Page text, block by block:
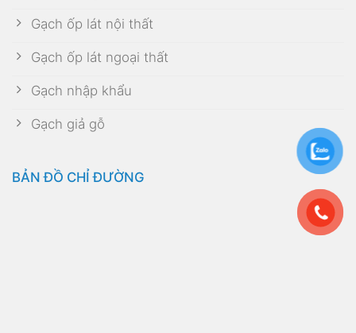
Gạch ốp lát nội thất
Gạch ốp lát ngoại thất
Gạch nhập khẩu
Gạch giả gỗ
BẢN ĐỒ CHỈ ĐƯỜNG